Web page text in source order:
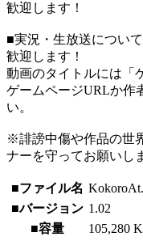
歓迎します！
■実況・生放送について
歓迎します！
動画のタイトルには「
ゲームページURLか作
い。
※誹謗中傷や作品の世
ナーを守ってお願いし
■ファイル名
■バージョン 1.02
■容量
105,280